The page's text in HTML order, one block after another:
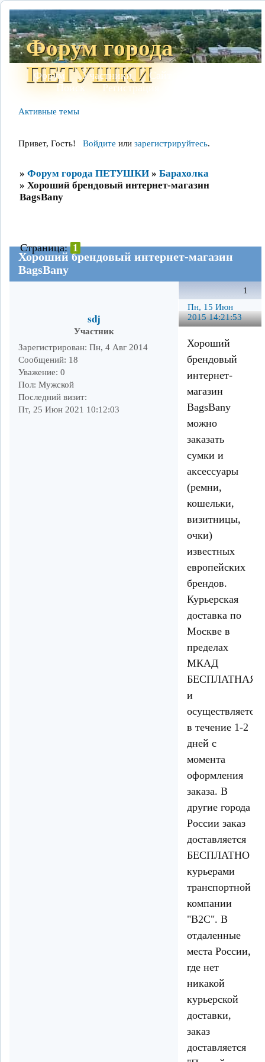
Форум города
ПЕТУШКИ
Форум Участники Сайт
Поиск
Регистрация
Активные темы
Привет, Гость! Войдите или зарегистрируйтесь.
» Форум города ПЕТУШКИ » Барахолка
» Хороший брендовый интернет-магазин
BagsBany
Хороший брендовый интернет-магазин
BagsBany
Страница: 1
1
Пн, 15 Июн
2015 14:21:53
sdj
Участник
Зарегистрирован: Пн, 4 Авг 2014
Сообщений: 18
Уважение: 0
Пол: Мужской
Последний визит:
Пт, 25 Июн 2021 10:12:03
Хороший
брендовый
интернет-
магазин
BagsBany
можно
заказать
сумки и
аксессуары
(ремни,
кошельки,
визитницы,
очки)
известных
европейских
брендов.
Курьерская
доставка по
Москве в
пределах
МКАД
БЕСПЛАТНАЯ
и
осуществляется
в течение 1-2
дней с
момента
оформления
заказа. В
другие города
России заказ
доставляется
БЕСПЛАТНО
курьерами
транспортной
компании
"B2C". В
отдаленные
места России,
где нет
никакой
курьерской
доставки,
заказ
доставляется